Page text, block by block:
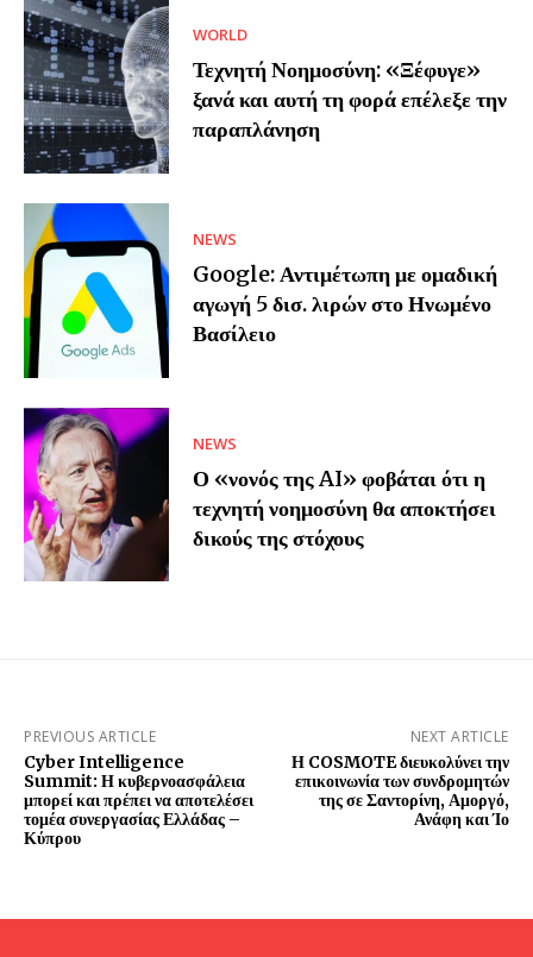
WORLD
Τεχνητή Νοημοσύνη: «Ξέφυγε»
ξανά και αυτή τη φορά επέλεξε την
παραπλάνηση
NEWS
Google: Αντιμέτωπη με ομαδική
αγωγή 5 δισ. λιρών στο Ηνωμένο
Βασίλειο
NEWS
Ο «νονός της AI» φοβάται ότι η
τεχνητή νοημοσύνη θα αποκτήσει
δικούς της στόχους
PREVIOUS ARTICLE
Cyber Intelligence
Summit: Η κυβερνοασφάλεια
μπορεί και πρέπει να αποτελέσει
τομέα συνεργασίας Ελλάδας –
Κύπρου
NEXT ARTICLE
Η COSMOTE διευκολύνει την
επικοινωνία των συνδρομητών
της σε Σαντορίνη, Αμοργό,
Ανάφη και Ίο